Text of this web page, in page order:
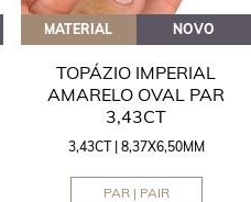
MATERIAL NOVO
TOPÁZIO IMPERIAL
AMARELO OVAL PAR
3,43CT
3,43CT | 8,37X6,50MM
PAR | PAIR